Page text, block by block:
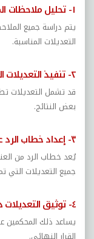
١- تحليل ملاحظات المحكمين
يتم دراسة جميع
التعديلات المناسبة.
٢- تنفيذ التعديلات العلمية المطلوبة
قد تشمل التعديلات
بعض النتائج.
٣- إعداد خطاب الرد على المحكمين
يُعد خطاب الرد من
جميع التعديلات التي
٤- توثيق التعديلات داخل البحث
يساعد ذلك المحكمين